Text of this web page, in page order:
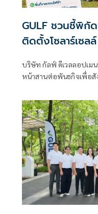
GULF ชวนชี้พิกั
ติดตั้งโซลาร์เซล
โครงการ
พลังไฟให้ชีวิต’
บริษัท กัลฟ์ ดีเวลลอปเม
หน้าสานต่อพันธกิจเพื่อ
ชวนทุกคนร่วมส่งพิกัดพื้